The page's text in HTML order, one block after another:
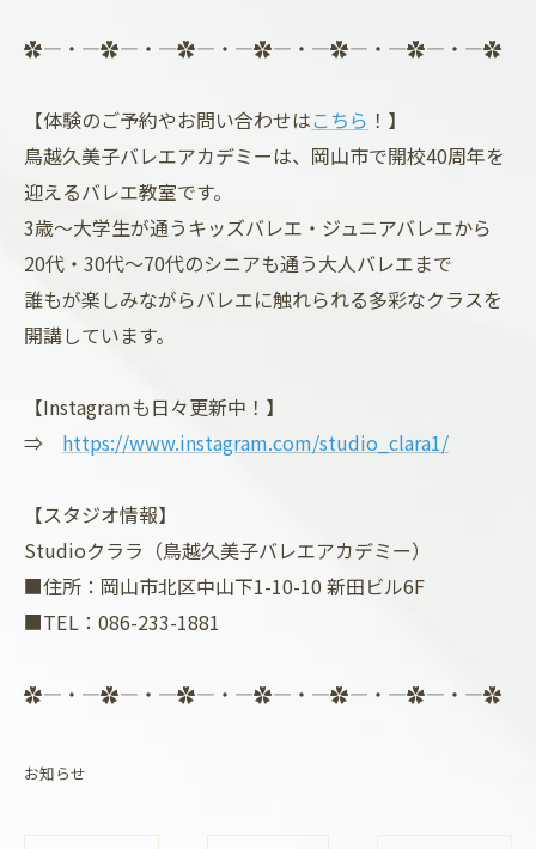
✿―・―✿―・―✿―・―✿―・―✿―・―✿―・―✿
【体験のご予約やお問い合わせはこちら ！】
鳥越久美子バレエアカデミーは、岡山市で開校40周年を
迎えるバレエ教室です。
3歳～大学生が通うキッズバレエ・ジュニアバレエから
20代・30代～70代のシニアも通う大人バレエまで
誰もが楽しみながらバレエに触れられる多彩なクラスを
開講しています。
【Instagramも日々更新中！】
⇒ https://www.instagram.com/studio_clara1/
【スタジオ情報】
Studioクララ（鳥越久美子バレエアカデミー）
■住所：岡山市北区中山下1-10-10 新田ビル6F
■TEL：086-233-1881
✿―・―✿―・―✿―・―✿―・―✿―・―✿―・―✿
お知らせ